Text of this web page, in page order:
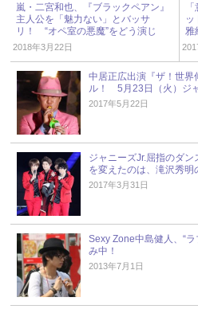
嵐・二宮和也、『ブラックペアン』
主人公を「魅力ない」とバッサ
リ！ “オペ室の悪魔”をどう演じ
る？
2018年3月22日
ッ
雅
中居正広出演『ザ！世界
ル！ 5月23日（火）ジ
2017年5月22日
ジャニーズJr.屈指のダ
を変えたのは、滝沢秀明
2017年3月31日
Sexy Zone中島健人、“
み中！
2013年7月1日